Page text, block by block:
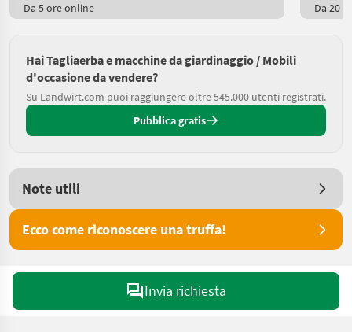
Da 5 ore online Da 20
Hai Tagliaerba e macchine da giardinaggio / Mobili
d'occasione da vendere?
Su Landwirt.com puoi raggiungere oltre 545.000 utenti registrati.
Pubblica gratis
Note utili
Ecco come riconoscere una truffa!
Invia richiesta